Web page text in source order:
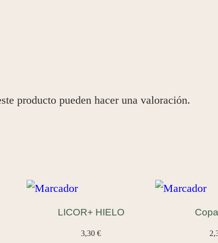
a
a
producto pueden hacer una valoración.
LICOR+ HIELO
3,30 €